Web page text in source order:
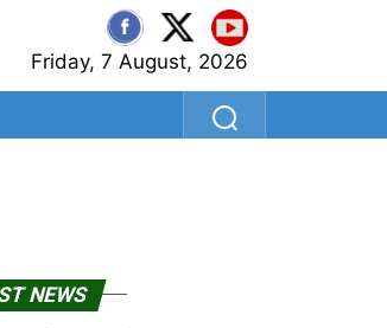
Friday, 7 August, 2026
NEWS